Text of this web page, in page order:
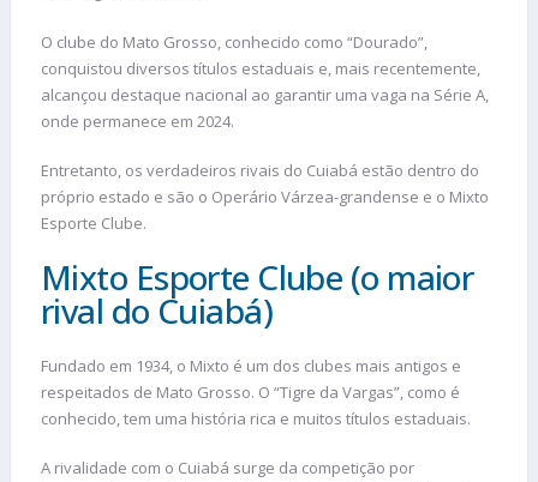
O clube do Mato Grosso, conhecido como “Dourado”,
conquistou diversos títulos estaduais e, mais recentemente,
alcançou destaque nacional ao garantir uma vaga na Série A,
onde permanece em 2024.
Entretanto, os verdadeiros rivais do Cuiabá estão dentro do
próprio estado e são o Operário Várzea-grandense e o Mixto
Esporte Clube.
Mixto Esporte Clube (o maior
rival do Cuiabá)
Fundado em 1934, o Mixto é um dos clubes mais antigos e
respeitados de Mato Grosso. O “Tigre da Vargas”, como é
conhecido, tem uma história rica e muitos títulos estaduais.
A rivalidade com o Cuiabá surge da competição por